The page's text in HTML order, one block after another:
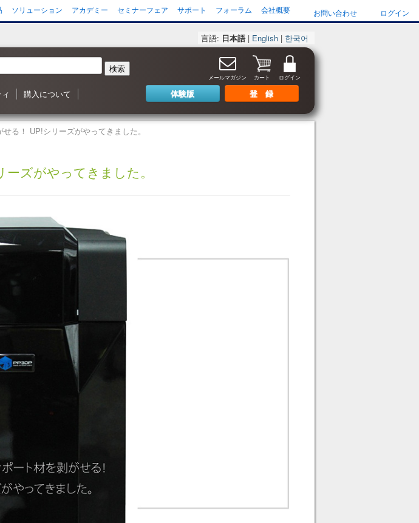
ソリューション アカデミー セミナーフェア サポート フォーラム 会社概要 お問い合わせ ログイン
言語: 日本語| English | 한국어
検索
を作成
ォーラム
ンタビュー
スト
購入について
Shade3D 製品のご購入について
Shapeasy の購入
マジカルスケッチ 3D の購入
体験版 登 録
ログイン
カート
メールマガジン
る！ UP!シリーズがやってきました。
ズがやってきました。